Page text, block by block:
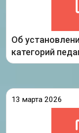
Об
категорий
13 марта 2026
13 марта
образования